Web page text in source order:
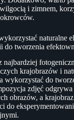
i zimnem,
naturalne
do tworzenia
najbardziej
krajobrazów i
wykorzystać do
zdjęć
obrazów, a
do